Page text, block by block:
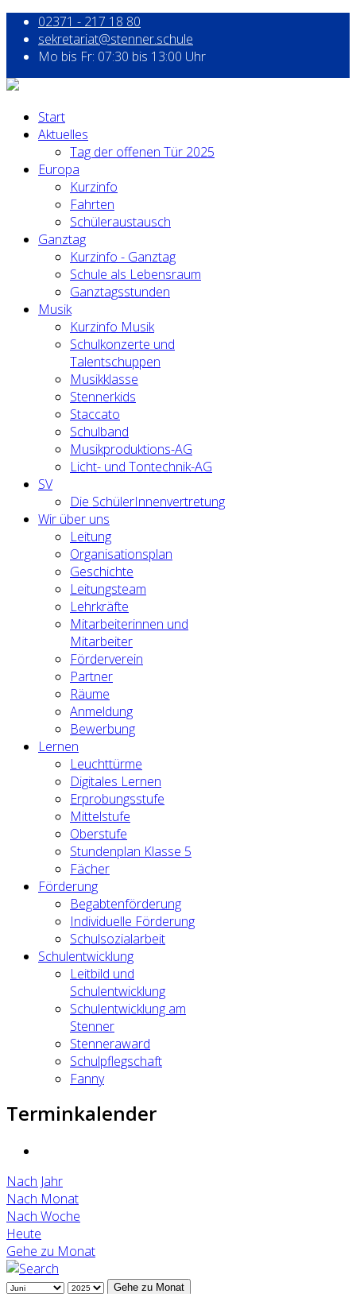
02371 - 217 18 80
sekretariat@stenner.schule
Mo bis Fr: 07:30 bis 13:00 Uhr
Start
Aktuelles
Tag der offenen Tür 2025
Europa
Kurzinfo
Fahrten
Schüleraustausch
Ganztag
Kurzinfo - Ganztag
Schule als Lebensraum
Ganztagsstunden
Musik
Kurzinfo Musik
Schulkonzerte und
Talentschuppen
Musikklasse
Stennerkids
Staccato
Schulband
Musikproduktions-AG
Licht- und Tontechnik-AG
SV
Die SchülerInnenvertretung
Wir über uns
Leitung
Organisationsplan
Geschichte
Leitungsteam
Lehrkräfte
Mitarbeiterinnen und
Mitarbeiter
Förderverein
Partner
Räume
Anmeldung
Bewerbung
Lernen
Leuchttürme
Digitales Lernen
Erprobungsstufe
Mittelstufe
Oberstufe
Stundenplan Klasse 5
Fächer
Förderung
Begabtenförderung
Individuelle Förderung
Schulsozialarbeit
Schulentwicklung
Leitbild und
Schulentwicklung
Schulentwicklung am
Stenner
Stenneraward
Schulpflegschaft
Fanny
Terminkalender
Nach Jahr
Nach Monat
Nach Woche
Heute
Gehe zu Monat
Gehe zu Monat